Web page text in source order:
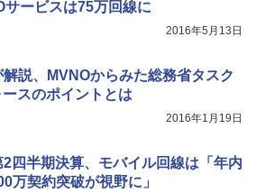
サービスは75万回線に
2016年5月13日
解説、MVNOからみた総務省タスク
ースのポイントとは
2016年1月19日
2四半期決算、モバイル回線は「年内
万契約突破が視野に」